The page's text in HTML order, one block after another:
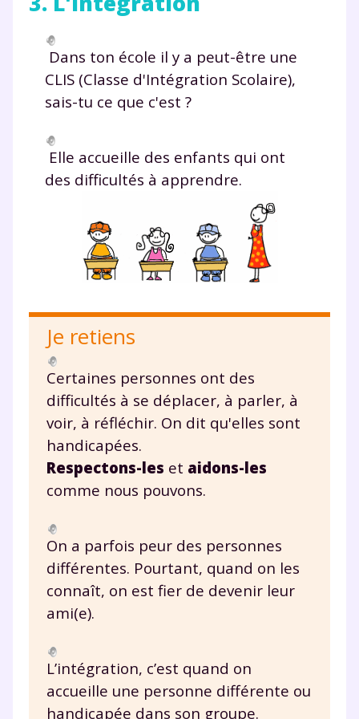
Dans ton école il y a peut-être une
CLIS (Classe d'Intégration Scolaire),
sais-tu ce que c'est ?
Elle accueille des enfants qui ont
des difficultés à apprendre.
Je retiens
Certaines personnes ont des
difficultés à se déplacer, à parler, à
voir, à réfléchir. On dit qu'elles sont
handicapées.
Respectons-les et aidons-les
comme nous pouvons.
On a parfois peur des personnes
différentes. Pourtant, quand on les
connaît, on est fier de devenir leur
ami(e).
L’intégration, c’est quand on
accueille une personne différente ou
handicapée dans son groupe.